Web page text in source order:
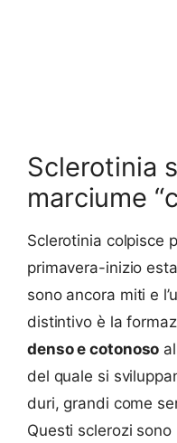
Sclerotinia
marciume
Sclerotinia colpisce
primavera-inizio
sono ancora miti e
distintivo è la
denso e cotonoso
del quale si
duri, grandi come
Questi sclerozi